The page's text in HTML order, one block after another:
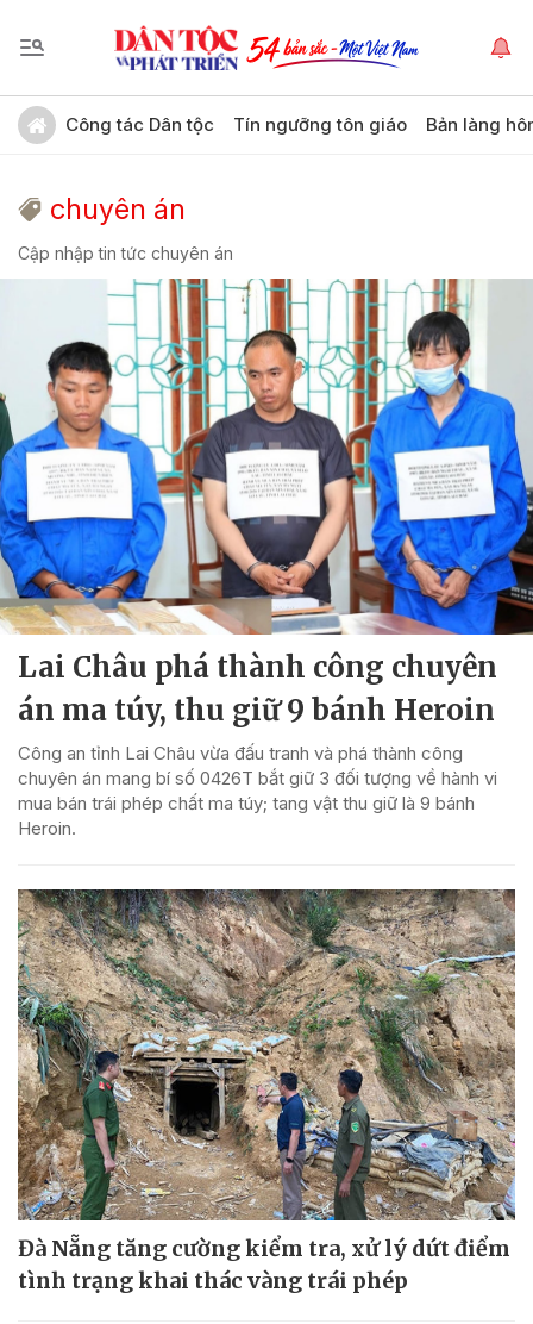
Công tác Dân tộc Tín ngưỡng tôn giáo Bản làng
chuyên án
Cập nhập tin tức chuyên án
Lai Châu phá thành công chuyên
án ma túy, thu giữ 9 bánh Heroin
Công an tỉnh Lai Châu vừa đấu tranh và phá thành công
chuyên án mang bí số 0426T bắt giữ 3 đối tượng về hành vi
mua bán trái phép chất ma túy; tang vật thu giữ là 9 bánh
Heroin.
Đà Nẵng tăng cường kiểm tra, xử lý dứt điểm
tình trạng khai thác vàng trái phép